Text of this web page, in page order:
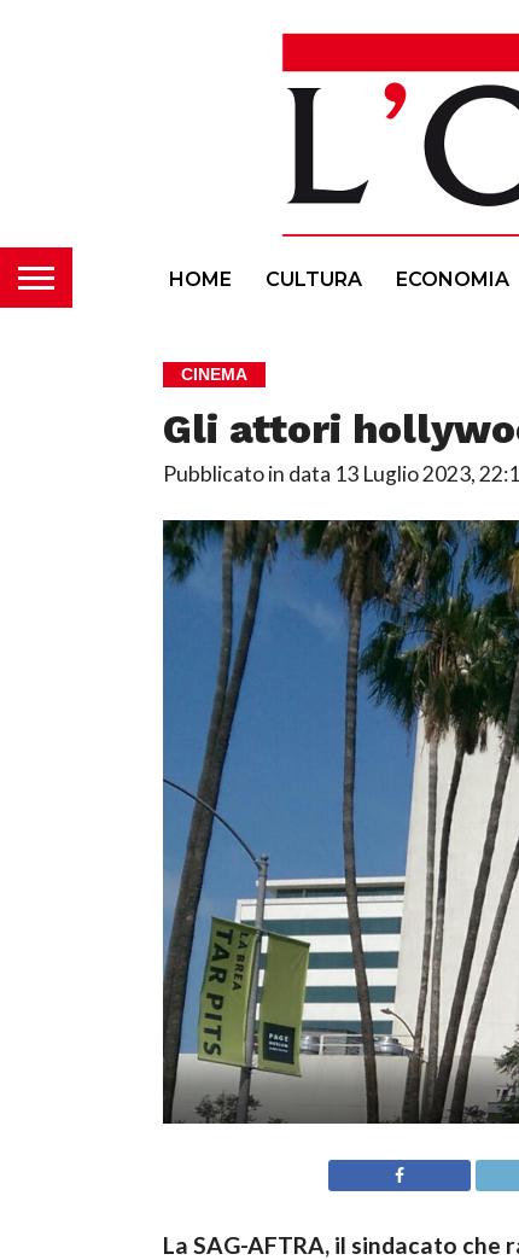
HOME CULTURA ECONOMIA
CINEMA
Gli attori
Pubblicato in data 13 Luglio 2023,
La SAG-AFTRA, il sindacato